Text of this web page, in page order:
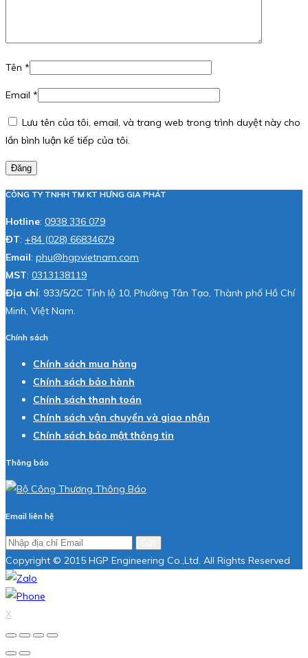
Tên *
Email *
Lưu tên của tôi, email, và trang web trong trình duyệt này cho
lần bình luận kế tiếp của tôi.
Đăng
CÔNG TY TNHH TM KT HƯNG GIA PHÁT
Hotline: 0938 336 079
ĐT: +84 (028) 66834679
Email: phu@hgpvietnam.com
MST: 0313138119
Địa chỉ: 933/5/2C Tỉnh lộ 10, Phường Tân Tạo, Thành phố Hồ Chí
Minh, Việt Nam.
Chính sách
Chính sách mua hàng
Chính sách bảo hành
Chính sách thanh toán
Chính sách vận chuyển và giao nhận
Chính sách bảo mật thông tin
Thông báo
Email liên hệ
Copyright © 2015 HGP Engineering Co.,Ltd. All Rights Reserved
X